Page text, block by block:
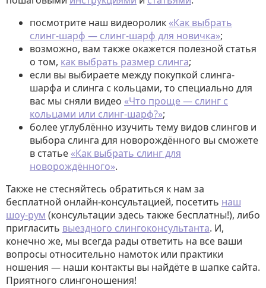
посмотрите наш видеоролик «Как выбрать
слинг-шарф — слинг-шарф для новичка»;
возможно, вам также окажется полезной статья
о том, как выбрать размер слинга;
если вы выбираете между покупкой слинга-
шарфа и слинга с кольцами, то специально для
вас мы сняли видео «Что проще — слинг с
кольцами или слинг-шарф?»;
более углублённо изучить тему видов слингов и
выбора слинга для новорождённого вы сможете
в статье «Как выбрать слинг для
новорождённого».
Также не стесняйтесь обратиться к нам за
бесплатной онлайн-консультацией, посетить наш
шоу-рум (консультации здесь также бесплатны!), либо
пригласить выездного слингоконсультанта. И,
конечно же, мы всегда рады ответить на все ваши
вопросы относительно намоток или практики
ношения — наши контакты вы найдёте в шапке сайта.
Приятного слингоношения!